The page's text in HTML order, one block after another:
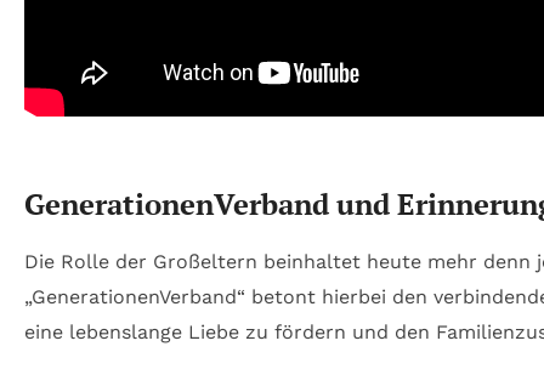
GenerationenVerband und
Die Rolle der Großeltern beinhaltet heute mehr denn
„GenerationenVerband“ betont hierbei den
eine lebenslange Liebe zu fördern und den